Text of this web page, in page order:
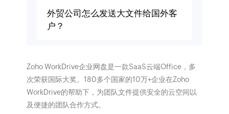
外贸公司怎么发送大文件给国外客
户？
Zoho WorkDrive企业网盘是一款SaaS云端Office，多
次荣获国际大奖。180多个国家的10万+企业在Zoho
WorkDrive的帮助下，为团队文件提供安全的云空间以
及便捷的团队合作方式。